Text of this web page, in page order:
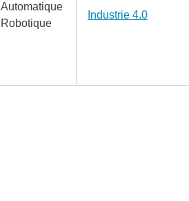
Automatique
Robotique
Industrie 4.0